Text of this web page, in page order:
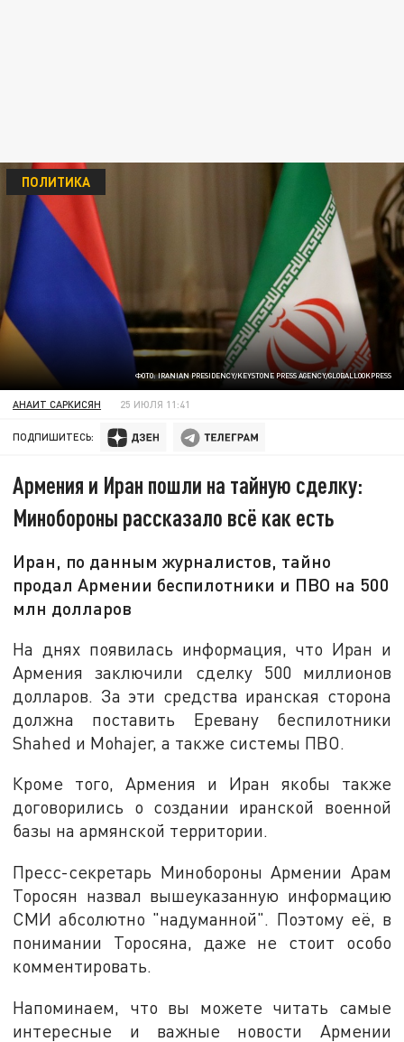
ФОТО: IRANIAN PRESIDENCY/KEYSTONE PRESS AGENCY/GLOBALLOOKPRESS
ПОЛИТИКА
АНАИТ САРКИСЯН 25 ИЮЛЯ 11:41
ПОДПИШИТЕСЬ:
Армения и Иран пошли на тайную сделку:
Минобороны рассказало всё как есть
Иран, по данным журналистов, тайно
продал Армении беспилотники и ПВО на 500
млн долларов
На днях появилась информация, что Иран и
Армения заключили сделку 500 миллионов
долларов. За эти средства иранская сторона
должна поставить Еревану беспилотники
Shahed и Mohajer, а также системы ПВО.
Кроме того, Армения и Иран якобы также
договорились о создании иранской военной
базы на армянской территории.
Пресс-секретарь Минобороны Армении Арам
Торосян назвал вышеуказанную информацию
СМИ абсолютно "надуманной". Поэтому её, в
понимании Торосяна, даже не стоит особо
комментировать.
Напоминаем, что вы можете читать самые
интересные и важные новости Армении